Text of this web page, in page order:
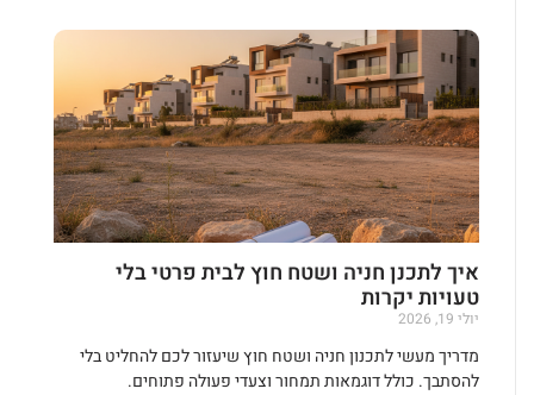
איך לתכנן חניה ושטח חוץ לבית פרטי בלי
טעויות יקרות
יולי 19, 2026
מדריך מעשי לתכנון חניה ושטח חוץ שיעזור לכם להחליט בלי
להסתבך. כולל דוגמאות תמחור וצעדי פעולה פתוחים.